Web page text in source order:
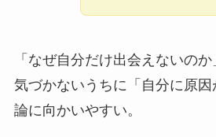
「なぜ自分だけ出会えないの
気づかないうちに「自分に原
論に向かいやすい。